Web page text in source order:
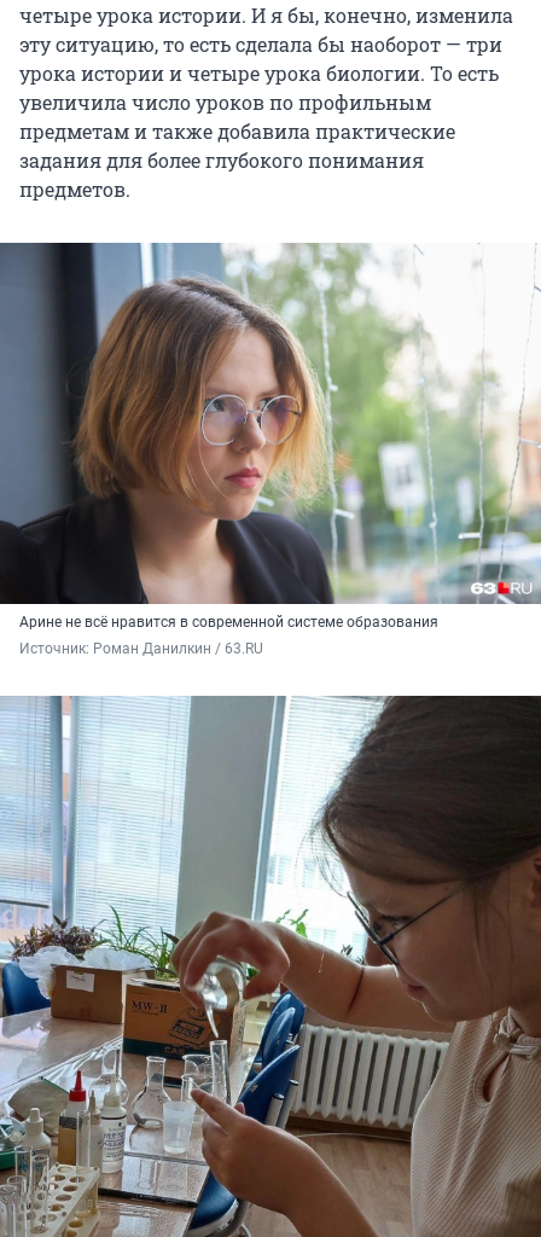
четыре урока истории. И я бы, конечно, изменила
эту ситуацию, то есть сделала бы наоборот — три
урока истории и четыре урока биологии. То есть
увеличила число уроков по профильным
предметам и также добавила практические
задания для более глубокого понимания
предметов.
Арине не всё нравится в современной системе образования
Источник: Роман Данилкин / 63.RU